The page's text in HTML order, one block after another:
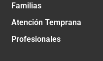
Familias
Atención Temprana
Profesionales